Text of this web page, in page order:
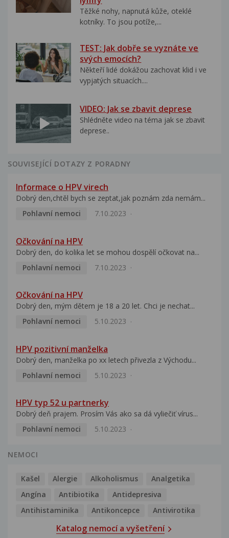
Těžké nohy, napnutá kůže, oteklé
kotníky. To jsou potíže,...
TEST: Jak dobře se vyznáte ve
svých emocích?
Někteří lidé dokážou zachovat klid i ve
vypjatých situacích....
VIDEO: Jak se zbavit deprese
Shlédněte video na téma jak se zbavit
deprese..
SOUVISEJÍCÍ DOTAZY Z PORADNY
Informace o HPV virech
Dobrý den,chtěl bych se zeptat,jak poznám zda nemám...
Pohlavní nemoci
7.10.2023
Očkování na HPV
Dobrý den, do kolika let se mohou dospělí očkovat na...
Pohlavní nemoci
7.10.2023
Očkování na HPV
Dobrý den, mým dětem je 18 a 20 let. Chci je nechat...
Pohlavní nemoci
5.10.2023
HPV pozitivní manželka
Dobrý den, manželka po xx letech přivezla z Východu...
Pohlavní nemoci
5.10.2023
HPV typ 52 u partnerky
Dobrý deň prajem. Prosím Vás ako sa dá vyliečiť vírus...
Pohlavní nemoci
5.10.2023
NEMOCI
Kašel Alergie Alkoholismus
Analgetika
Angína
Antibiotika
Antidepresiva
Antihistaminika
Antikoncepce Antivirotika
Katalog nemocí a vyšetření